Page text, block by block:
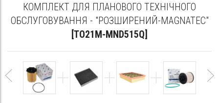
КОМПЛЕКТ ДЛЯ ПЛАНОВОГО ТЕХНІЧНОГО
ОБСЛУГОВУВАННЯ - "РОЗШИРЕНИЙ-MAGNATEC"
[TO21M-MND515Q]